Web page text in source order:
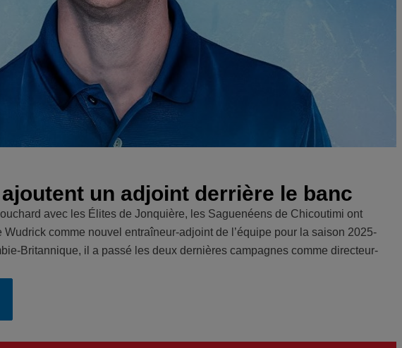
un adjoint derrière le banc
avec les Élites de Jonquière, les Saguenéens de Chicoutimi ont
comme nouvel entraîneur-adjoint de l’équipe pour la saison 2025-
Britannique, il a passé les deux dernières campagnes comme directeur-